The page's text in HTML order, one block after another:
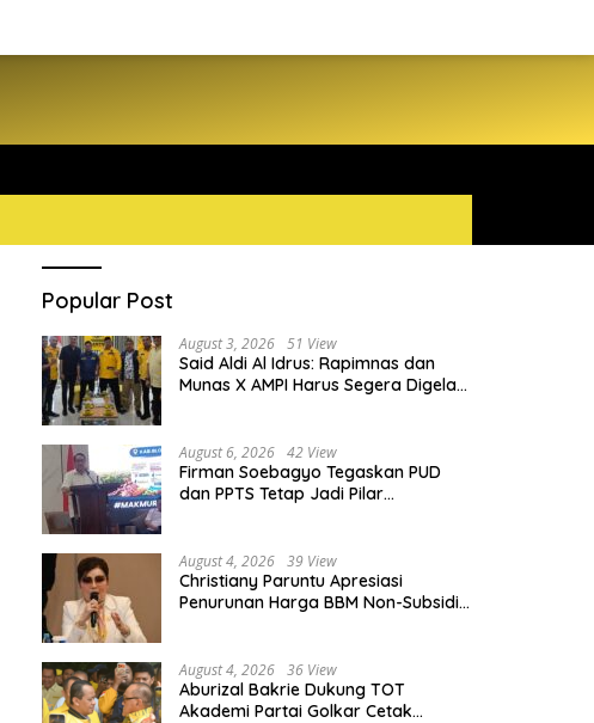
Popular Post
August 3, 2026 51 View
Said Aldi Al Idrus: Rapimnas dan
Munas X AMPI Harus Segera Digelar
August 6, 2026 42 View
Firman Soebagyo Tegaskan PUD
dan PPTS Tetap Jadi Pilar
August 4, 2026 39 View
Christiany Paruntu Apresiasi
Penurunan Harga BBM Non-Subsidi,
August 4, 2026 36 View
Aburizal Bakrie Dukung TOT
Akademi Partai Golkar Cetak